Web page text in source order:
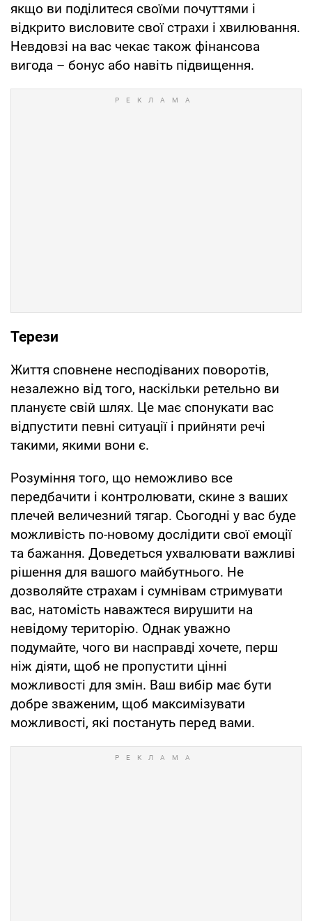
якщо ви поділитеся своїми почуттями і
відкрито висловите свої страхи і хвилювання.
Невдовзі на вас чекає також фінансова
вигода – бонус або навіть підвищення.
Терези
Життя сповнене несподіваних поворотів,
незалежно від того, наскільки ретельно ви
плануєте свій шлях. Це має спонукати вас
відпустити певні ситуації і прийняти речі
такими, якими вони є.
Розуміння того, що неможливо все
передбачити і контролювати, скине з ваших
плечей величезний тягар. Сьогодні у вас буде
можливість по-новому дослідити свої емоції
та бажання. Доведеться ухвалювати важливі
рішення для вашого майбутнього. Не
дозволяйте страхам і сумнівам стримувати
вас, натомість наважтеся вирушити на
невідому територію. Однак уважно
подумайте, чого ви насправді хочете, перш
ніж діяти, щоб не пропустити цінні
можливості для змін. Ваш вибір має бути
добре зваженим, щоб максимізувати
можливості, які постануть перед вами.